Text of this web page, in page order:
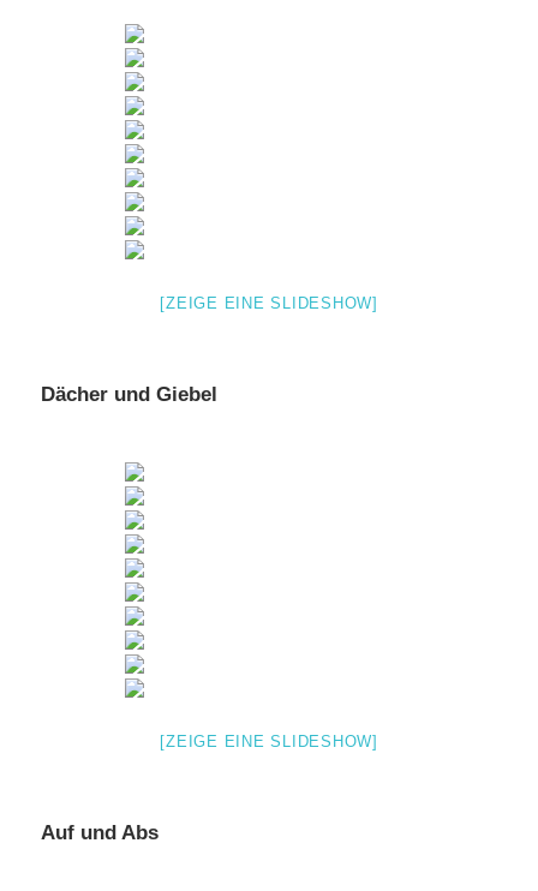
[ZEIGE EINE SLIDESHOW]
Dächer und Giebel
[ZEIGE EINE SLIDESHOW]
Auf und Abs